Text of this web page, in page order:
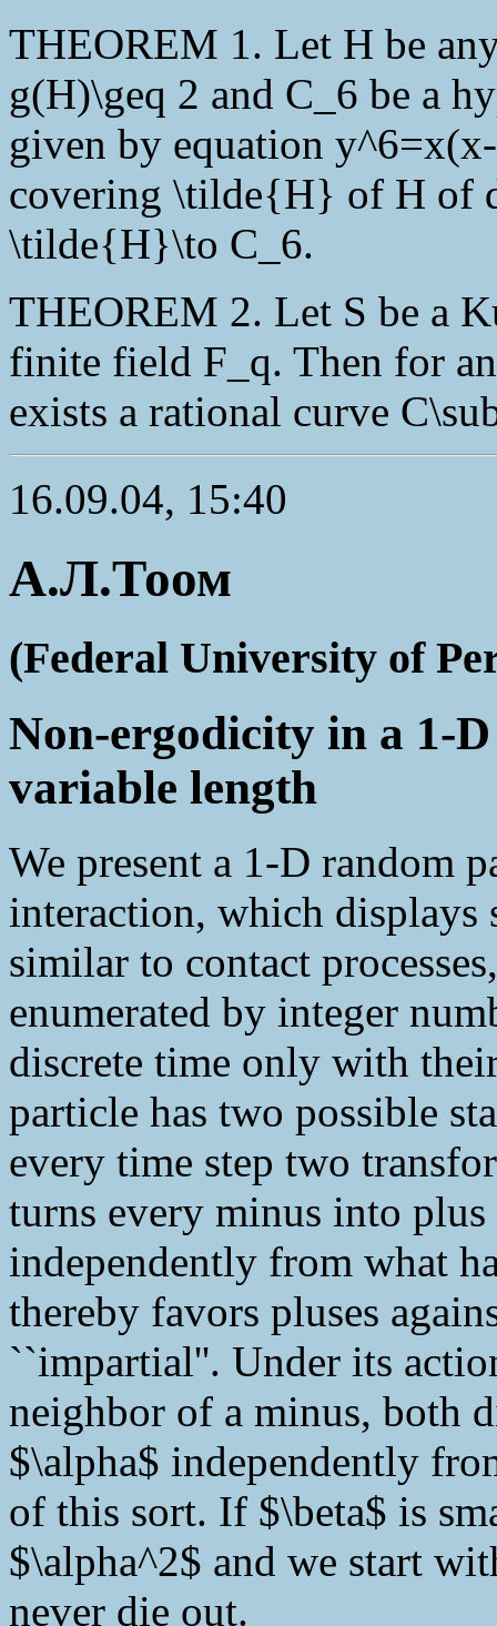
THEOREM 1. Let H be
g(H)\geq 2 and C_6 be a
given by equation
covering \tilde{H} of H of
\tilde{H}\to C_6.
THEOREM 2. Let S be a
finite field F_q. Then for
exists a rational curve
16.09.04, 15:40
А.Л.Тоом
(Federal University of
Non-ergodicity in a 1-
variable length
We present a 1-D random
interaction, which
similar to contact
enumerated by integer
discrete time only with
particle has two possible
every time step two
turns every minus into
independently from what
thereby favors pluses
``impartial''. Under its
neighbor of a minus, both
$\alpha$ independently
of this sort. If $\beta$ is
$\alpha^2$ and we start
never die out.